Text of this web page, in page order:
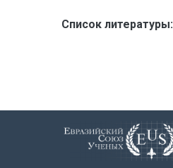
Список литературы: